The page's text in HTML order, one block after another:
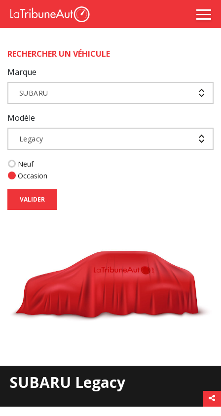
RECHERCHER UN VÉHICULE
Marque
SUBARU
Modèle
Legacy
Neuf
Occasion
VALIDER
SUBARU Legacy